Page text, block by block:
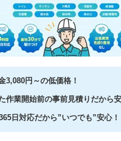
3,080円～の低価格！
作業開始前の事前見積りだから安
日対応だから”いつでも”安心！